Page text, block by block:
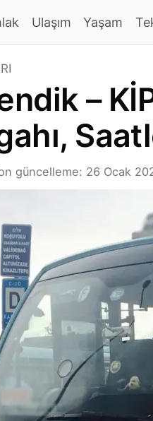
Ulaşım Yaşam
–
güncelleme: 26 Ocak